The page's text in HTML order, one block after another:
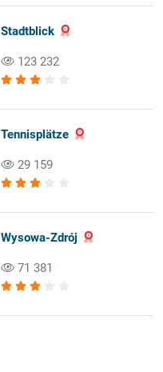
Stadtblick
123 232
Tennisplätze
29 159
Wysowa-Zdrój
71 381